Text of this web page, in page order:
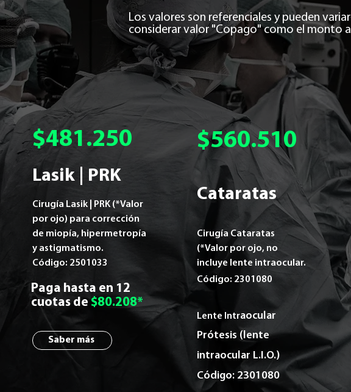
Los valores son referenciales y pueden
considerar valor "Copago" como el monto
$481.250
Lasik | PRK
Cirugía Lasik | PRK (*Valor
por ojo) para corrección
de miopía, hipermetropía
y astigmatismo.
Código: 2501033
Paga hasta en 12
cuotas de$80.208*
Saber más
$560.510
Cataratas
Cirugía Cataratas
(*Valor por ojo, no
incluye lente intraocular.
Código: 2301080
Lente Intraocular
Prótesis (lente
intraocular L.I.O.)
Código: 2301080